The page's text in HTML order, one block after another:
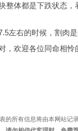
整体都是下跌状态
左右的时候，割肉
，欢迎各位同命相怜
的所有信息将由本网站记